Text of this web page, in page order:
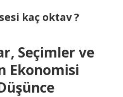
kaç oktav ?
Seçimler ve
Ekonomisi